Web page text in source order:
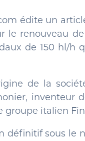
édite un
le renouveau
de 150 hl/h
de la
inventeur
groupe italien
définitif sous le